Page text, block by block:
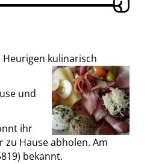
kulinarisch
und
ihr
zu Hause abholen. Am
bekannt.